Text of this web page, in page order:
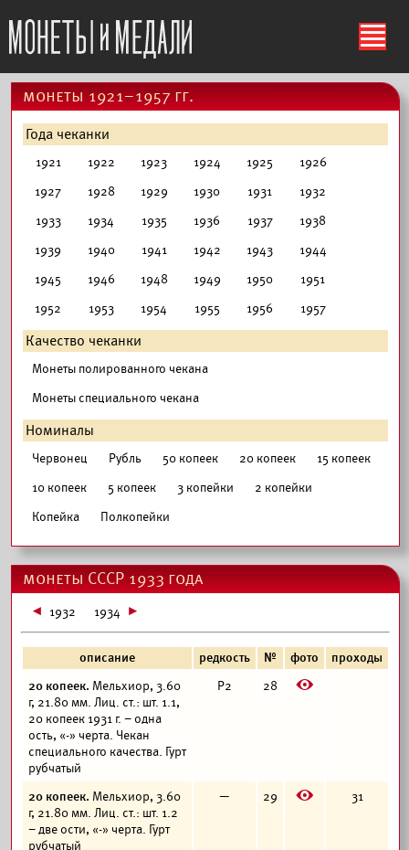
ś
монеты 1921–1957 гг.
Года чеканки
1921 1922 1923 1924 1925
1926
1927
1928 1929 1930 1931
1932
1933
1934 1935 1936 1937
1938
1939
1940 1941 1942 1943
1944
1945
1946 1948 1949 1950
1951
1952
1953 1954 1955 1956 1957
Качество чеканки
Монеты полированного чекана
Монеты специального чекана
Номиналы
Червонец Рубль 50 копеек 20 копеек
15 копеек
10 копеек
5 копеек 3 копейки
2 копейки
Копейка
Полкопейки
монеты СССР 1933 года
1932 1934
описание редкость № фото
проходы
20 копеек. Мельхиор, 3.60
г, 21.80 мм. Лиц. ст.: шт. 1.1,
20 копеек 1931 г. – одна
ость, «-» черта. Чекан
специального качества. Гурт
рубчатый
Р2 28 E
20 копеек. Мельхиор, 3.60
г, 21.80 мм. Лиц. ст.: шт. 1.2
– две ости, «-» черта. Гурт
рубчатый
— 29 E 31